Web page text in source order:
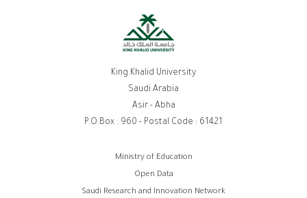
King Khalid University
Saudi Arabia
Asir - Abha
P.O.Box : 960 - Postal Code : 61421
Ministry of Education
Open Data
Saudi Research and Innovation Network